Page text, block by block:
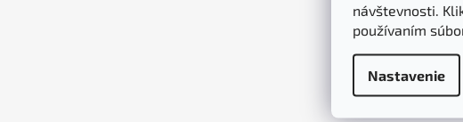
návštevnosti.
používaním
Nastavenie